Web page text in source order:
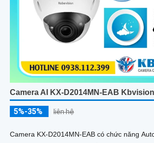
Camera AI KX-D2014MN-EAB Kbvision
5%-35% liên hệ
Camera KX-D2014MN-EAB có chức năng